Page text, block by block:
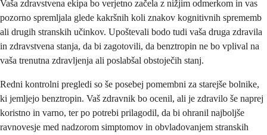
Vaša zdravstvena ekipa bo verjetno začela z nižjim odmerkom in vas
pozorno spremljala glede kakršnih koli znakov kognitivnih sprememb
ali drugih stranskih učinkov. Upoštevali bodo tudi vaša druga zdravila
in zdravstvena stanja, da bi zagotovili, da benztropin ne bo vplival na
vaša trenutna zdravljenja ali poslabšal obstoječih stanj.
Redni kontrolni pregledi so še posebej pomembni za starejše bolnike,
ki jemljejo benztropin. Vaš zdravnik bo ocenil, ali je zdravilo še naprej
koristno in varno, ter po potrebi prilagodil, da bi ohranil najboljše
ravnovesje med nadzorom simptomov in obvladovanjem stranskih